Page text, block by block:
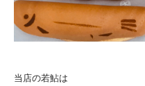
当店の若鮎は